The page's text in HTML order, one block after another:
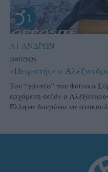
Α1 ΑΝΔΡΩΝ
20/07/2026
«Πειρατής» ο
Τον “γάντζο” του Φοίνικα
ερχόμενη σεζόν ο
Έλληνα διαγώνιο να